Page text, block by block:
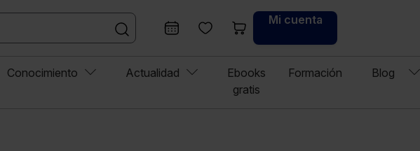
Mi cuenta
Conocimiento Actualidad
Ebooks
gratis
Formación Blog